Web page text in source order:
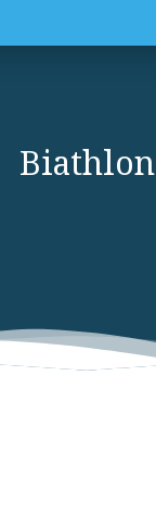
Biathlon